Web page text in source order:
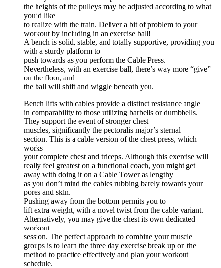
the heights of the pulleys may be adjusted according to what
you’d like
to realize with the train. Deliver a bit of problem to your
workout by including in an exercise ball!
A bench is solid, stable, and totally supportive, providing you
with a sturdy platform to
push towards as you perform the Cable Press.
Nevertheless, with an exercise ball, there’s way more “give”
on the floor, and
the ball will shift and wiggle beneath you.
Bench lifts with cables provide a distinct resistance angle
in comparability to those utilizing barbells or dumbbells.
They support the event of stronger chest
muscles, significantly the pectoralis major’s sternal
section. This is a cable version of the chest press, which
works
your complete chest and triceps. Although this exercise will
really feel greatest on a functional coach, you might get
away with doing it on a Cable Tower as lengthy
as you don’t mind the cables rubbing barely towards your
pores and skin.
Pushing away from the bottom permits you to
lift extra weight, with a novel twist from the cable variant.
Alternatively, you may give the chest its own dedicated
workout
session. The perfect approach to combine your muscle
groups is to learn the three day exercise break up on the
method to practice effectively and plan your workout
schedule.